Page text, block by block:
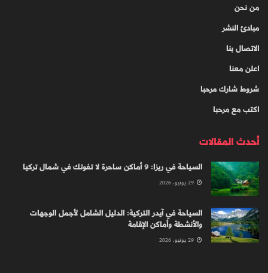
من نحن
مبادئ النشر
الاتصال بنا
اعلن معنا
شروط شارك مرحبا
اكتب مع مرحبا
أحدث المقالات
السياحة في ريزا: 9 أماكن ساحرة لا تفوتك في شمال تركيا
السياحة في آيدر التركية: الدليل الشامل لأجمل الوجهات
والأنشطة وأماكن الإقامة